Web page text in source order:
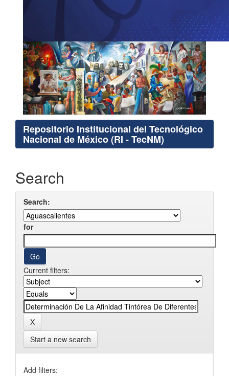
Repositorio Institucional del Tecnológico
Nacional de México (RI - TecNM)
Search
Search:
for
Current filters:
Start a new search
Add filters: